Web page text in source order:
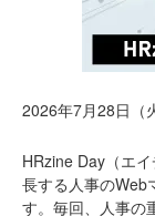
2026年7月28日（
HRzine Day（エ
長する人事のWeb
す。毎回、人事の